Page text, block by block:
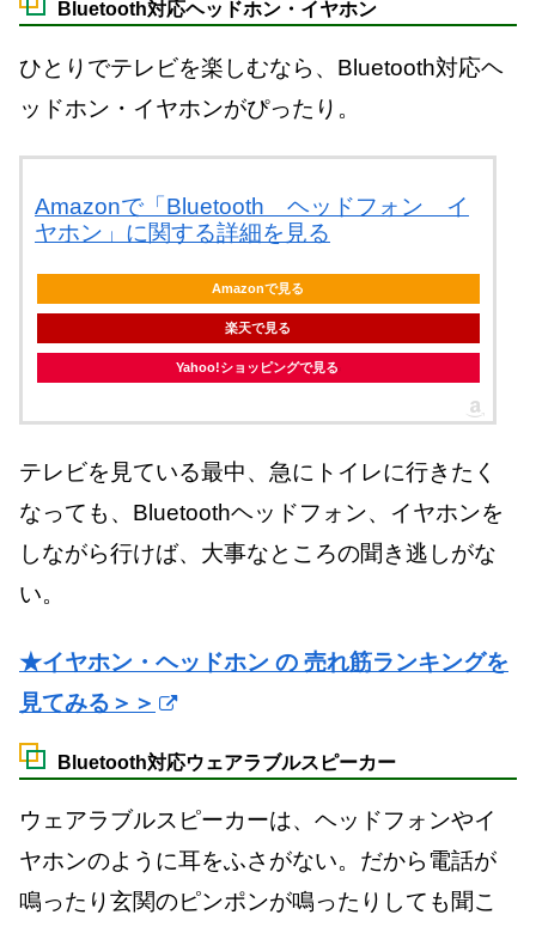
Bluetooth対応ヘッドホン・イヤホン
ひとりでテレビを楽しむなら、Bluetooth対応ヘ
ッドホン・イヤホンがぴったり。
Amazonで「Bluetooth ヘッドフォン イ
ヤホン」に関する詳細を見る
Amazonで見る
楽天で見る
Yahoo!ショッピングで見る
テレビを見ている最中、急にトイレに行きたく
なっても、Bluetoothヘッドフォン、イヤホンを
しながら行けば、大事なところの聞き逃しがな
い。
★イヤホン・ヘッドホン の 売れ筋ランキングを
見てみる＞＞
Bluetooth対応ウェアラブルスピーカー
ウェアラブルスピーカーは、ヘッドフォンやイ
ヤホンのように耳をふさがない。だから電話が
鳴ったり玄関のピンポンが鳴ったりしても聞こ